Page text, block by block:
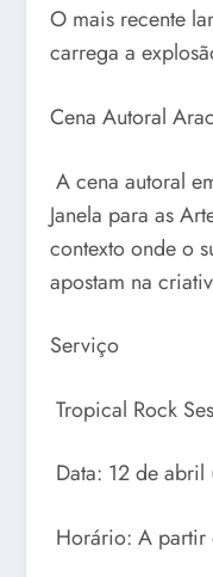
O mais recente
carrega a
Cena Autoral
A cena autoral
Janela para as
contexto onde o
apostam na
Serviço
Tropical Rock
Data: 12 de abril
Horário: A partir